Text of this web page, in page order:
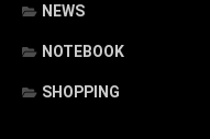
NEWS
NOTEBOOK
SHOPPING